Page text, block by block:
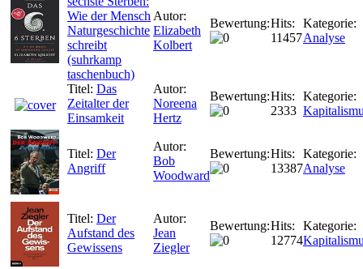
Wie der Mensch
Naturgeschichte
schreibt
(suhrkamp
taschenbuch)
Autor:
Elizabeth
Kolbert
Bewertung:Hits:
11457
Kategorie:
Analyse
Titel: Das
Zeitalter der
Einsamkeit
Autor:
Noreena
Hertz
Bewertung:Hits:
2333
Kategorie:
Titel: Der
Angriff
Autor:
Bob
Woodward
Bewertung:Hits:
13387
Kategorie:
Analyse
Titel: Der
Aufstand des
Gewissens
Autor:
Jean
Ziegler
Bewertung:Hits:
12774
Kategorie: